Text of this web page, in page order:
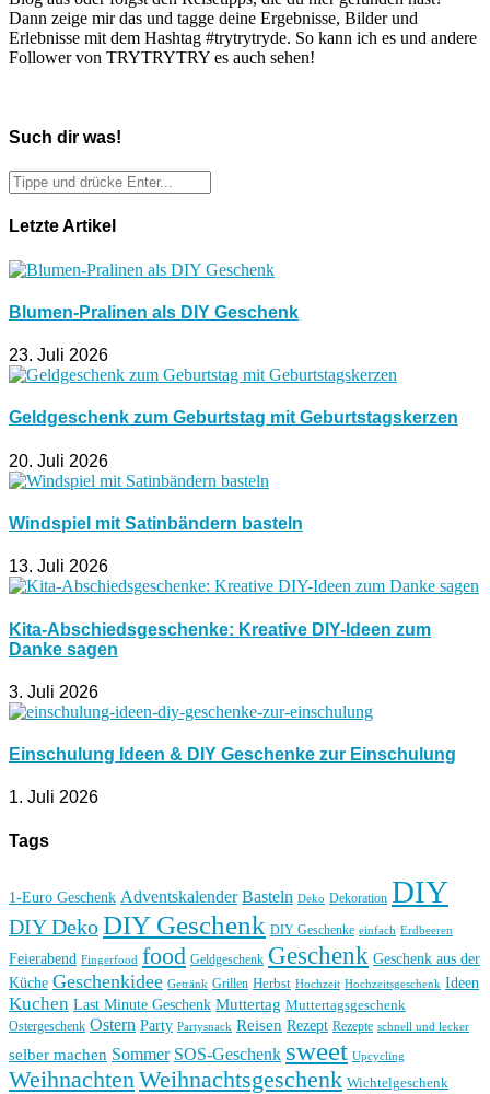
Dann zeige mir das und tagge deine Ergebnisse, Bilder und
Erlebnisse mit dem Hashtag #trytrytryde. So kann ich es und andere
Follower von TRYTRYTRY es auch sehen!
Such dir was!
Letzte Artikel
Blumen-Pralinen als DIY Geschenk
23. Juli 2026
Geldgeschenk zum Geburtstag mit Geburtstagskerzen
20. Juli 2026
Windspiel mit Satinbändern basteln
13. Juli 2026
Kita-Abschiedsgeschenke: Kreative DIY-Ideen zum
Danke sagen
3. Juli 2026
Einschulung Ideen & DIY Geschenke zur Einschulung
1. Juli 2026
Tags
1-Euro Geschenk Adventskalender Basteln Deko Dekoration DIY
DIY DekoDIY Geschenk DIY Geschenke einfach Erdbeeren
Feierabend Fingerfood food Geldgeschenk Geschenk Geschenk aus der
Küche Geschenkidee Getränk Grillen Herbst Hochzeit Hochzeitsgeschenk Ideen
Kuchen Last Minute Geschenk Muttertag Muttertagsgeschenk
Ostergeschenk Ostern Party Partysnack Reisen Rezept Rezepte schnell und lecker
selber machen Sommer SOS-Geschenk sweet Upcycling
WeihnachtenWeihnachtsgeschenk Wichtelgeschenk